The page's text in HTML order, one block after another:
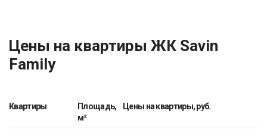
Цены на квартиры ЖК Savin
Family
Квартиры
Площадь,
м²
Цены на квартиры, руб.